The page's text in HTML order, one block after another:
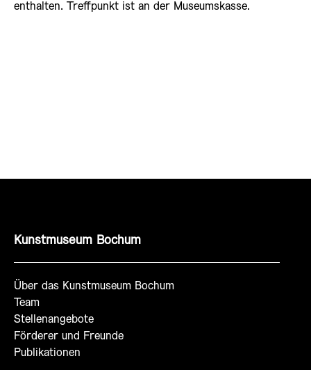
enthalten. Treffpunkt ist an der Museumskasse.
Kunstmuseum Bochum
Über das Kunstmuseum Bochum
Team
Stellenangebote
Förderer und Freunde
Publikationen